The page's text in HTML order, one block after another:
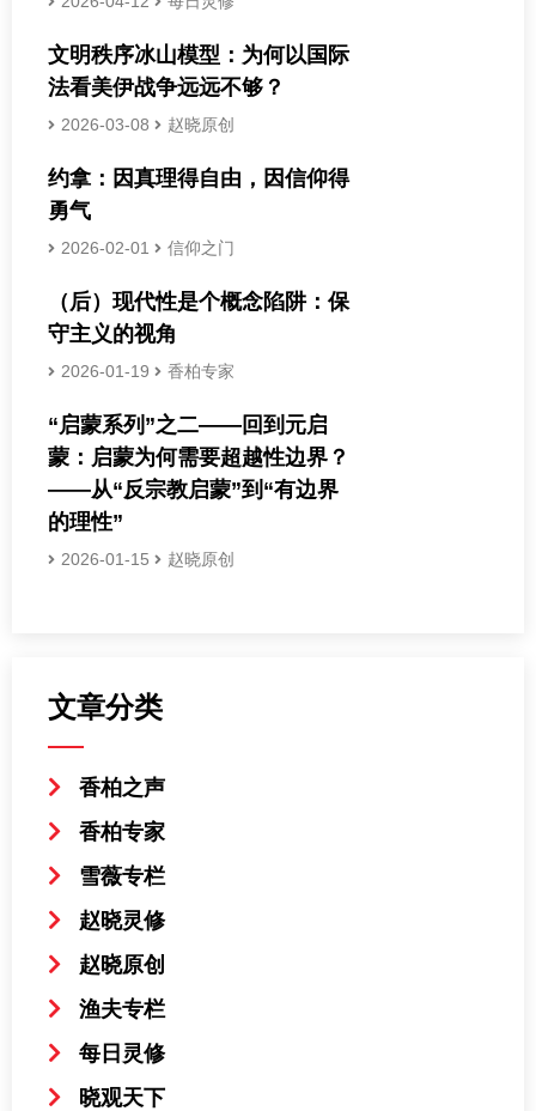
文明秩序冰山模型：为何以国际
法看美伊战争远远不够？
2026-03-08 赵晓原创
约拿：因真理得自由，因信仰得
勇气
2026-02-01 信仰之门
（后）现代性是个概念陷阱：保
守主义的视角
2026-01-19 香柏专家
“启蒙系列”之二——回到元启
蒙：启蒙为何需要超越性边界？
——从“反宗教启蒙”到“有边界
的理性”
2026-01-15 赵晓原创
文章分类
香柏之声
香柏专家
雪薇专栏
赵晓灵修
赵晓原创
渔夫专栏
每日灵修
晓观天下